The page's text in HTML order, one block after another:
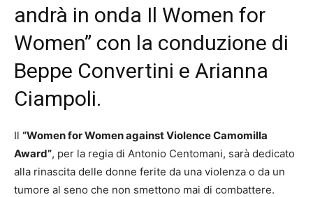
andrà in onda Il Women for
Women” con la conduzione di
Beppe Convertini e Arianna
Ciampoli.
Il “Women for Women against Violence Camomilla
Award”, per la regia di Antonio Centomani, sarà dedicato
alla rinascita delle donne ferite da una violenza o da un
tumore al seno che non smettono mai di combattere.